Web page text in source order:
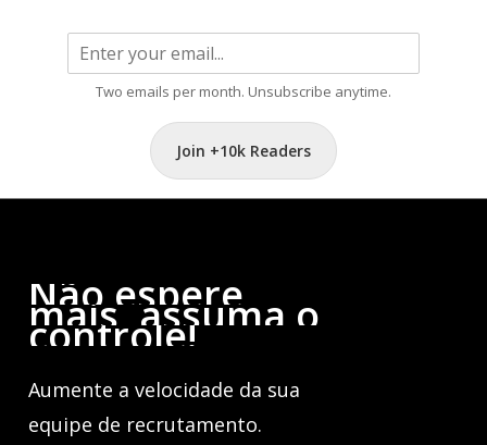
Two emails per month. Unsubscribe anytime.
Join +10k Readers
Nãoespere
mais,assuma o
controle!
Aumente a velocidade da sua
equipe de recrutamento.